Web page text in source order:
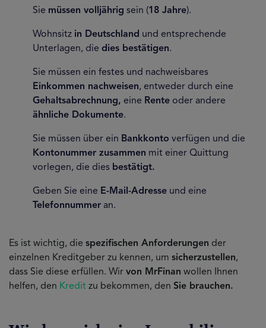
Sie müssen volljährig sein (18 Jahre).
Wohnsitz in Deutschland und entsprechende
Unterlagen, die dies bestätigen.
Sie müssen ein festes und nachweisbares
Einkommen nachweisen, entweder durch eine
Gehaltsabrechnung, eine Rente oder andere
ähnliche Dokumente.
Sie müssen über ein Bankkonto verfügen und die
Kontonummer zusammen mit einer Quittung
vorlegen, die dies bestätigt.
Geben Sie eine E-Mail-Adresse und eine
Telefonnummer an.
Es ist wichtig, die spezifischen Anforderungen der
einzelnen Kreditgeber zu kennen, um sicherzustellen,
dass Sie diese erfüllen. Wir von MrFinan wollen Ihnen
helfen, den Kredit zu bekommen, den Sie brauchen.